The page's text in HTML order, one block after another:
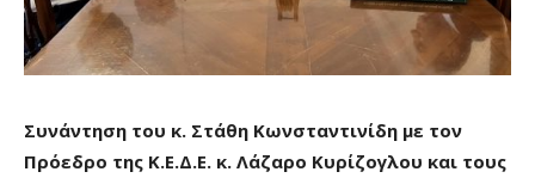
Συνάντηση του κ. Στάθη Κωνσταντινίδη με τον
Πρόεδρο της Κ.Ε.Δ.Ε. κ. Λάζαρο Κυρίζογλου και τους